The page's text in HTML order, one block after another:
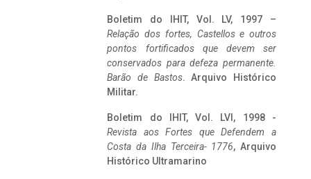
Boletim do IHIT, Vol. LV, 1997 –
Relação dos fortes, Castellos e outros
pontos fortificados que devem ser
conservados para defeza permanente.
Barão de Bastos. Arquivo Histórico
Militar.
Boletim do IHIT, Vol. LVI, 1998 -
Revista aos Fortes que Defendem a
Costa da Ilha Terceira- 1776, Arquivo
Histórico Ultramarino